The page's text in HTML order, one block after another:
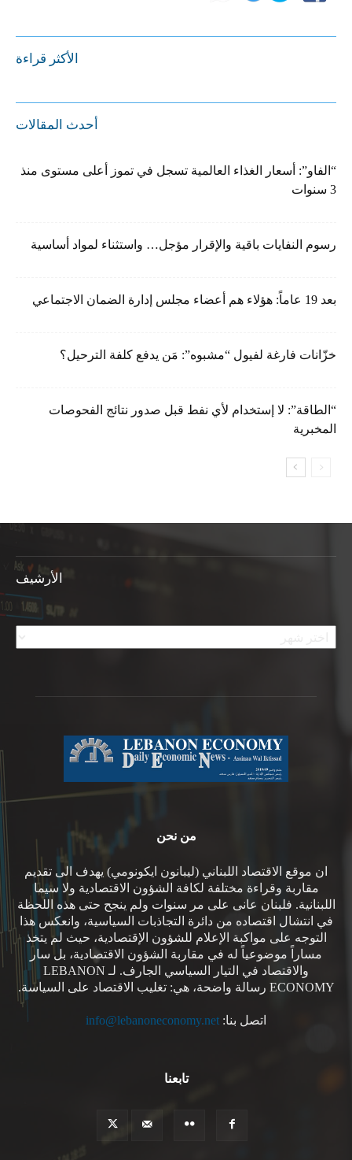
الأكثر قراءة
أحدث المقالات
“الفاو”: أسعار الغذاء العالمية تسجل في تموز أعلى مستوى منذ
3 سنوات
رسوم النفايات باقية والإقرار مؤجل… واستثناء لمواد أساسية
بعد 19 عاماً: هؤلاء هم أعضاء مجلس إدارة الضمان الاجتماعي
خزّانات فارغة لفيول “مشبوه”: مَن يدفع كلفة الترحيل؟
“الطاقة”: لا إستخدام لأي نفط قبل صدور نتائج الفحوصات
المخبرية
الأرشيف
الأرشيف
من نحن
ان موقع الاقتصاد اللبناني (ليبانون ايكونومي) يهدف الى تقديم
مقاربة وقراءة مختلفة لكافة الشؤون الاقتصادية ولا سيما
اللبنانية. فلبنان عانى على مر سنوات ولم ينجح حتى هذه اللحظة
في انتشال اقتصاده من دائرة التجاذبات السياسية، وانعكس هذا
التوجه على مواكبة الإعلام للشؤون الإقتصادية، حيث لم يتخذ
مساراً موضوعياً له في مقاربة الشؤون الاقتصادية، بل سار
والاقتصاد في التيار السياسي الجارف. لـ LEBANON
ECONOMY رسالة واضحة، هي: تغليب الاقتصاد على السياسة.
اتصل بنا: info@lebanoneconomy.net
تابعنا